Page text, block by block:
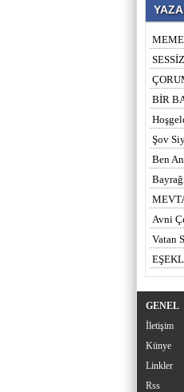
BİR
Şov
Ben
Avni
Vatan
GENEL
İletişim
Künye
Linkler
Rss